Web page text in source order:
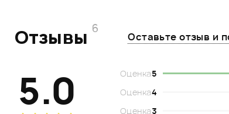
Отзывы 6
Оставьте отзыв и
5.0 Оценка5
Оценка4
Оценка3